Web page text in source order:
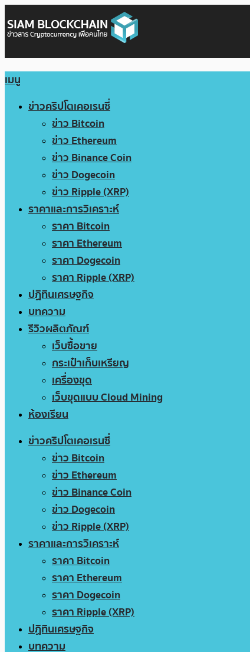
เมนู
ข่าวคริปโตเคอเรนซี่
ข่าว Bitcoin
ข่าว Ethereum
ข่าว Binance Coin
ข่าว Dogecoin
ข่าว Ripple (XRP)
ราคาและการวิเคราะห์
ราคา Bitcoin
ราคา Ethereum
ราคา Dogecoin
ราคา Ripple (XRP)
ปฏิทินเศรษฐกิจ
บทความ
รีวิวผลิตภัณฑ์
เว็บซื้อขาย
กระเป๋าเก็บเหรียญ
เครื่องขุด
เว็บขุดแบบ Cloud Mining
ห้องเรียน
ข่าวคริปโตเคอเรนซี่
ข่าว Bitcoin
ข่าว Ethereum
ข่าว Binance Coin
ข่าว Dogecoin
ข่าว Ripple (XRP)
ราคาและการวิเคราะห์
ราคา Bitcoin
ราคา Ethereum
ราคา Dogecoin
ราคา Ripple (XRP)
ปฏิทินเศรษฐกิจ
บทความ